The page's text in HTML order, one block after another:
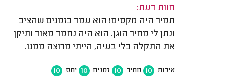
חוות דעת:
תמיר היה מקסים! הוא עמד בזמנים שהציב
ונתן לי מחיר הוגן. הוא היה נחמד מאוד ותיקן
את התקלה בלי בעיה, הייתי מרוצה ממנו.
איכות 10 מחיר 10 זמנים 10 יחס 10